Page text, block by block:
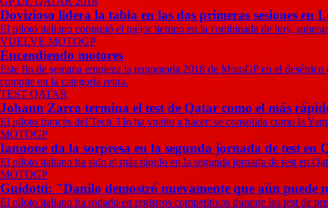
Dovizioso lidera la tabla en las dos primeras sesiones en
El piloto italiano coniguió el mejor tiempo en la combinada de hoy,
VUELVE MOTOGP
Encendiendo motores
Este fin de semana empieza la temporada 2018 de MotoGP en el
compite en la categoría reina.
TEST QATAR
Johann Zarco termina el test de Qatar como el más
El piloto francés del Tech 3 lo ha vuelto a hacer: se consolida como la
MOTOGP
Iannone da la sorpresa en la segunda jornada de test en
El piloto italiano ha sido el más rápido en la segunda jornada de test en
MOTOGP
Guidotti: "Danilo demostró nuevamente que aún puede
El piloto italiano ha rodado en registros competitivos durante los test de